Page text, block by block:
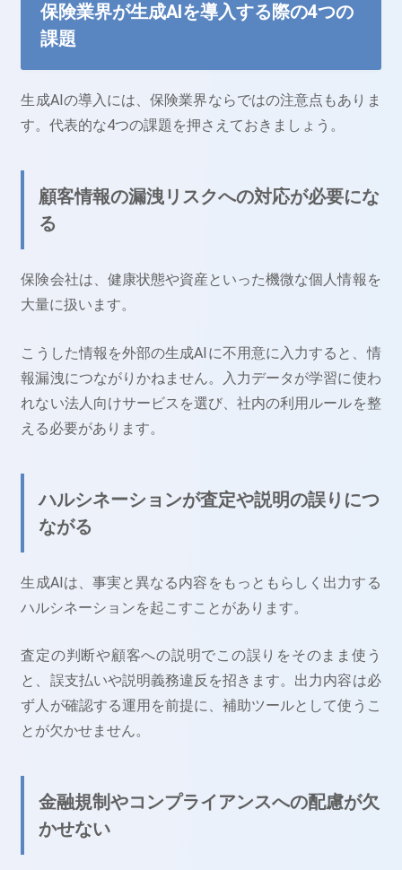
保険業界が生成AIを導入する際の4つの
課題
生成AIの導入には、保険業界ならではの注意点もありま
す。代表的な4つの課題を押さえておきましょう。
顧客情報の漏洩リスクへの対応が必要にな
る
保険会社は、健康状態や資産といった機微な個人情報を
大量に扱います。
こうした情報を外部の生成AIに不用意に入力すると、情
報漏洩につながりかねません。入力データが学習に使わ
れない法人向けサービスを選び、社内の利用ルールを整
える必要があります。
ハルシネーションが査定や説明の誤りにつ
ながる
生成AIは、事実と異なる内容をもっともらしく出力する
ハルシネーションを起こすことがあります。
査定の判断や顧客への説明でこの誤りをそのまま使う
と、誤支払いや説明義務違反を招きます。出力内容は必
ず人が確認する運用を前提に、補助ツールとして使うこ
とが欠かせません。
金融規制やコンプライアンスへの配慮が欠
かせない